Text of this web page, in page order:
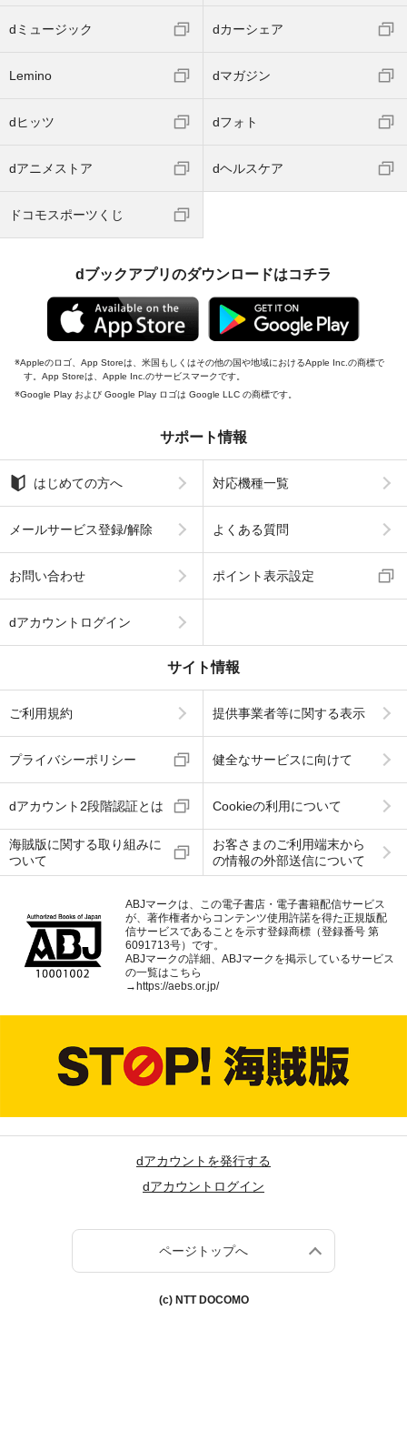
dミュージック dカーシェア
Lemino dマガジン
dヒッツ dフォト
dアニメストア dヘルスケア
ドコモスポーツくじ
dブックアプリのダウンロードはコチラ
Appleのロゴ、App Storeは、米国もしくはその他の国や地域におけるApple Inc.の商標で
す。App Storeは、Apple Inc.のサービスマークです。
Google Play および Google Play ロゴは Google LLC の商標です。
サポート情報
はじめての方へ 対応機種一覧
メールサービス登録/解除 よくある質問
お問い合わせ ポイント表示設定
dアカウントログイン
サイト情報
ご利用規約 提供事業者等に関する表示
プライバシーポリシー 健全なサービスに向けて
dアカウント2段階認証とは Cookieの利用について
海賊版に関する取り組みに
ついて
お客さまのご利用端末から
の情報の外部送信について
ABJマークは、この電子書店・電子書籍配信サービス
が、著作権者からコンテンツ使用許諾を得た正規版配
信サービスであることを示す登録商標（登録番号 第
6091713号）です。
ABJマークの詳細、ABJマークを掲示しているサービス
の一覧はこちら
→ https://aebs.or.jp/
dアカウントを発行する
dアカウントログイン
ページトップへ
(c) NTT DOCOMO